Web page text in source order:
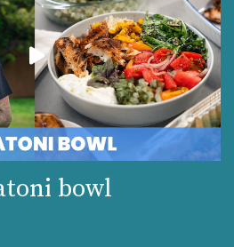
bowl